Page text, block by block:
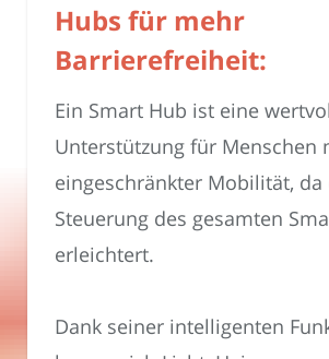
Hubs für mehr
Barrierefreiheit:
Ein Smart Hub ist eine
Unterstützung für Menschen
eingeschränkter Mobilität, da
Steuerung des gesamten
erleichtert.
Dank seiner intelligenten